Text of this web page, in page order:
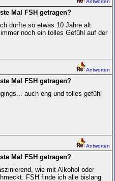
Antworten
Mal FSH getragen?
dürfte so etwas 10 Jahre alt
noch ein tolles Gefühl auf der
Antworten
Mal FSH getragen?
auch eng und tolles gefühl
Antworten
Mal FSH getragen?
wie mit Alkohol oder
FSH finde ich alle bislang